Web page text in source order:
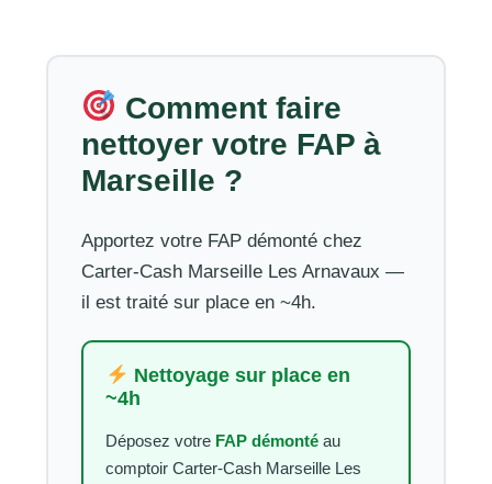
Comment faire
nettoyer votre FAP à
Marseille ?
Apportez votre FAP démonté chez
Carter-Cash Marseille Les Arnavaux —
il est traité sur place en ~4h.
Nettoyage sur place en
~4h
Déposez votre FAP démonté au
comptoir Carter-Cash Marseille Les